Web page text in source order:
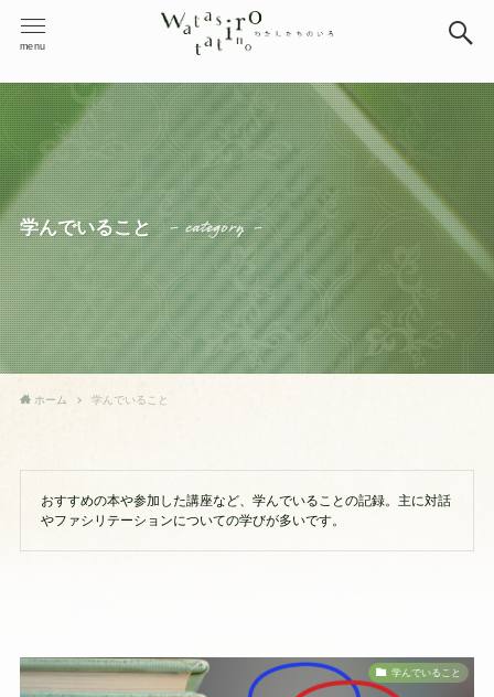
menu
学んでいること – category –
ホーム 学んでいること
おすすめの本や参加した講座など、学んでいることの記録。主に対話
やファシリテーションについての学びが多いです。
学んでいること